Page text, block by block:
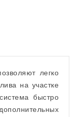
легко
на участке
быстро